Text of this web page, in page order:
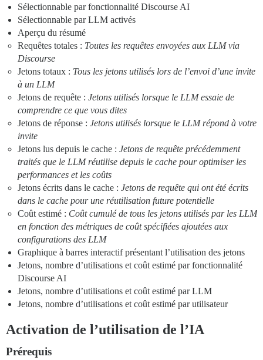
Sélectionnable par fonctionnalité Discourse AI
Sélectionnable par LLM activés
Aperçu du résumé
Requêtes totales : Toutes les requêtes envoyées aux LLM via
Discourse
Jetons totaux : Tous les jetons utilisés lors de l’envoi d’une invite
à un LLM
Jetons de requête : Jetons utilisés lorsque le LLM essaie de
comprendre ce que vous dites
Jetons de réponse : Jetons utilisés lorsque le LLM répond à votre
invite
Jetons lus depuis le cache : Jetons de requête précédemment
traités que le LLM réutilise depuis le cache pour optimiser les
performances et les coûts
Jetons écrits dans le cache : Jetons de requête qui ont été écrits
dans le cache pour une réutilisation future potentielle
Coût estimé : Coût cumulé de tous les jetons utilisés par les LLM
en fonction des métriques de coût spécifiées ajoutées aux
configurations des LLM
Graphique à barres interactif présentant l’utilisation des jetons
Jetons, nombre d’utilisations et coût estimé par fonctionnalité
Discourse AI
Jetons, nombre d’utilisations et coût estimé par LLM
Jetons, nombre d’utilisations et coût estimé par utilisateur
Activation de l’utilisation de l’IA
Prérequis